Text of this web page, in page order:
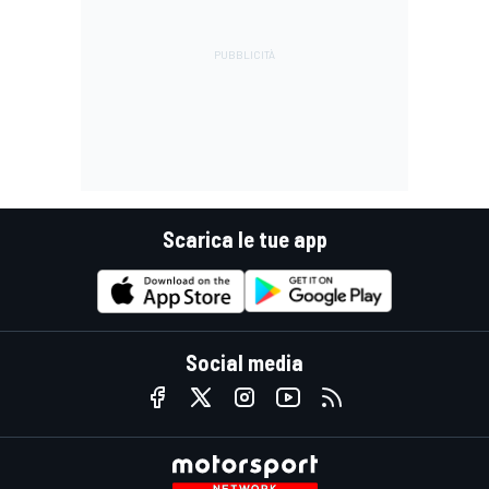
Scarica le tue app
Social media